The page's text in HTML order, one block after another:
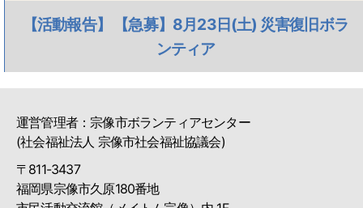
【活動報告】 【急募】8月23日(土) 災害復旧ボラ
ンティア
運営管理者：宗像市ボランティアセンター
(社会福祉法人 宗像市社会福祉協議会)
〒811-3437
福岡県宗像市久原180番地